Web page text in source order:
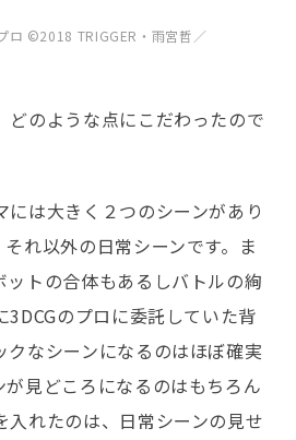
ロ ©2018 TRIGGER・雨宮哲／
のような点にこだわったので
には大きく２つのシーンがあり
れ以外の日常シーンです。ま
ットの合体もあるしバトルの絢
のプロに委託していた背
クなシーンになるのはほぼ確実
が見どころになるのはもちろん
入れたのは、日常シーンの見せ